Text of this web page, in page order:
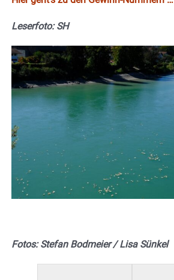
Leserfoto: SH
Fotos: Stefan Bodmeier / Lisa Sünkel